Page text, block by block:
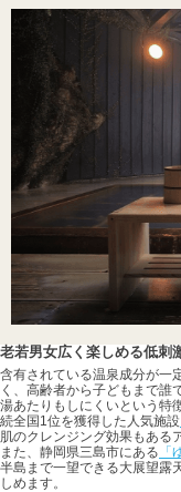
老若男女広く楽しめる低刺
含有されている温泉成分が一
く、高齢者から子どもまで誰
湯あたりもしにくいという特
続全国1位を獲得した人気施設
肌のクレンジング効果もある
また、静岡県三島市にある 「
半島まで一望できる大展望露
しめます。